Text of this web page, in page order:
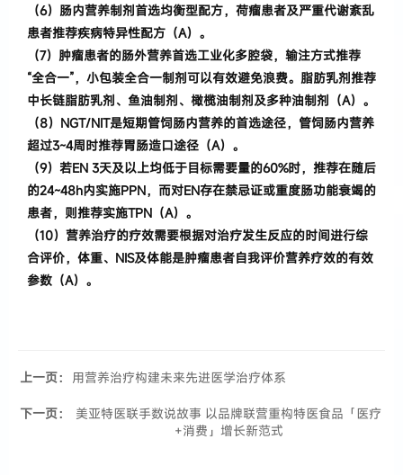
（6） 肠内营养制剂首选均衡型配方， 荷瘤患者及严重代谢紊乱
患者推荐疾病特异性配方 （A）。
（7）肿瘤患者的肠外营养首选工业化多腔袋，输注方式推荐
“全合一”，小包装全合一制剂可以有效避免浪费。 脂肪乳剂推荐
中长链脂肪乳剂、鱼油制剂、橄榄油制剂及多种油制剂 （A）。
（8） NGT/NIT是短期管饲肠内营养的首选途径， 管饲肠内营养
超过3~4周时推荐胃肠造口途径 （A）。
（9） 若EN 3天及以上均低于目标需要量的60%时， 推荐在随后
的24~48h内实施PPN， 而对EN存在禁忌证或重度肠功能衰竭的
患者， 则推荐实施TPN （A）。
（10） 营养治疗的疗效需要根据对治疗发生反应的时间进行综
合评价， 体重、 NIS及体能是肿瘤患者自我评价营养疗效的有效
参数 （A）。
上一页： 用营养治疗构建未来先进医学治疗体系
下一页：
美亚特医联手数说故事 以品牌联营重构特医食品「医疗
+消费」增长新范式